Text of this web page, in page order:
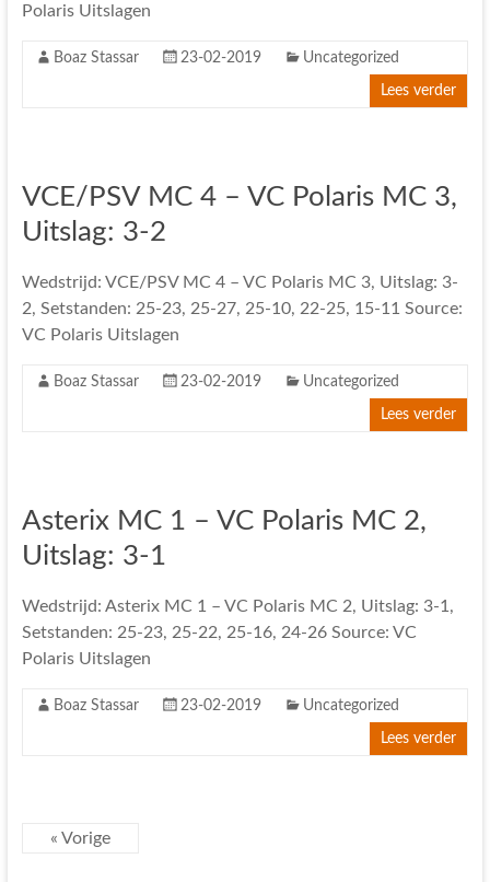
Polaris Uitslagen
Boaz Stassar 23-02-2019 Uncategorized
Lees verder
VCE/PSV MC 4 – VC Polaris MC 3,
Uitslag: 3-2
Wedstrijd: VCE/PSV MC 4 – VC Polaris MC 3, Uitslag: 3-
2, Setstanden: 25-23, 25-27, 25-10, 22-25, 15-11 Source:
VC Polaris Uitslagen
Boaz Stassar 23-02-2019 Uncategorized
Lees verder
Asterix MC 1 – VC Polaris MC 2,
Uitslag: 3-1
Wedstrijd: Asterix MC 1 – VC Polaris MC 2, Uitslag: 3-1,
Setstanden: 25-23, 25-22, 25-16, 24-26 Source: VC
Polaris Uitslagen
Boaz Stassar 23-02-2019 Uncategorized
Lees verder
« Vorige